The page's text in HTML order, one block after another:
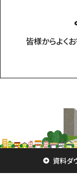
皆様からよく
資料ダ